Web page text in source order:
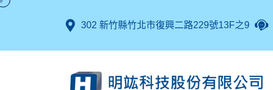
302 新竹縣竹北市復興二路229號13F之9